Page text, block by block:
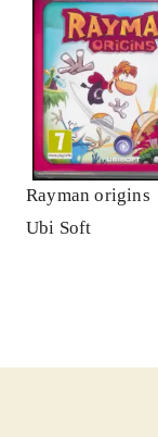
Rayman origins
Ubi Soft